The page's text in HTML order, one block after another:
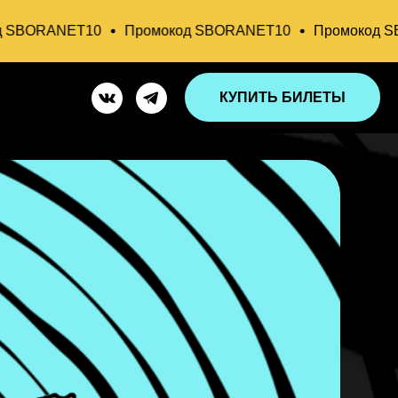
Промокод SBORANET10 Промокод
КУПИТЬ БИЛЕТЫ
КУПИТЬ БИЛЕТЫ